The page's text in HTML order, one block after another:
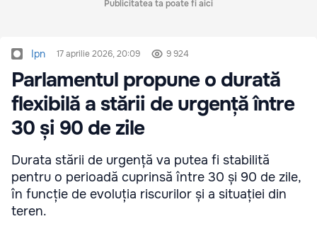
Publicitatea ta poate fi aici
Ipn 17 aprilie 2026, 20:09 9 924
Parlamentul propune o durată
flexibilă a stării de urgență între
30 și 90 de zile
Durata stării de urgență va putea fi stabilită
pentru o perioadă cuprinsă între 30 și 90 de zile,
în funcție de evoluția riscurilor și a situației din
teren.